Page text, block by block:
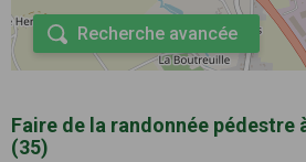
Recherche avancée
Faire de la randonnée pédestre
(35)